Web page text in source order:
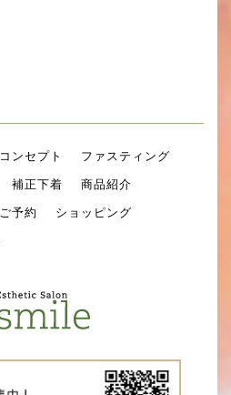
コンセプト ファスティング
補正下着 商品紹介
ご予約 ショッピング